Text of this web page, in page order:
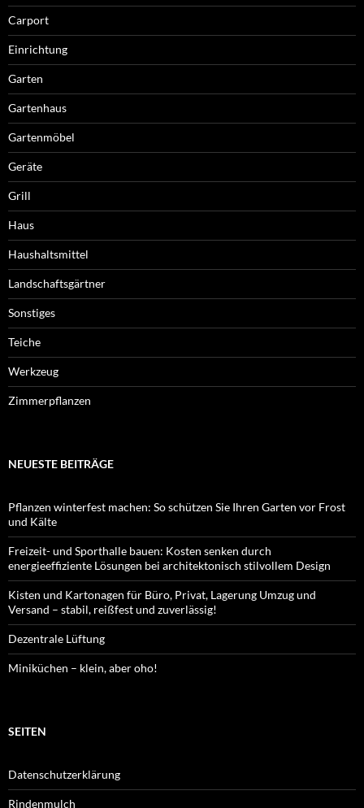
Carport
Einrichtung
Garten
Gartenhaus
Gartenmöbel
Geräte
Grill
Haus
Haushaltsmittel
Landschaftsgärtner
Sonstiges
Teiche
Werkzeug
Zimmerpflanzen
NEUESTE BEITRÄGE
Pflanzen winterfest machen: So schützen Sie Ihren Garten vor Frost
und Kälte
Freizeit- und Sporthalle bauen: Kosten senken durch
energieeffiziente Lösungen bei architektonisch stilvollem Design
Kisten und Kartonagen für Büro, Privat, Lagerung Umzug und
Versand – stabil, reißfest und zuverlässig!
Dezentrale Lüftung
Miniküchen – klein, aber oho!
SEITEN
Datenschutzerklärung
Rindenmulch